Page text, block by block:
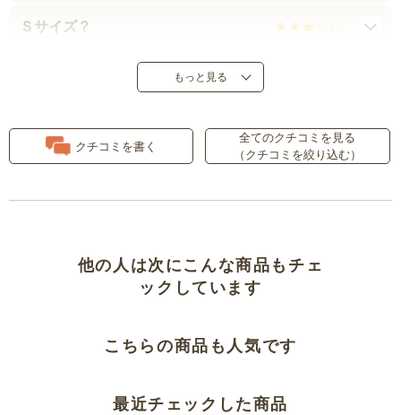
Ｓサイズ？
肌触りの良さとレースの襟元が上
もっと見る
クチコミを書く
全てのクチコミを見る
（クチコミを絞り込む）
他の人は次にこんな商品もチェ
ックしています
こちらの商品も人気です
最近チェックした商品